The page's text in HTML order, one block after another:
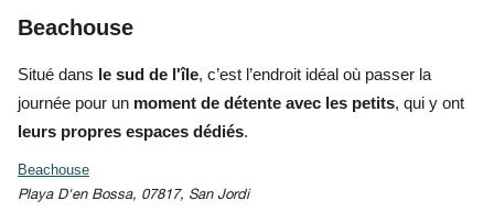
Beachouse
Situé dans le sud de l'île, c’est l’endroit idéal où passer la
journée pour un moment de détente avec les petits, qui y ont
leurs propres espaces dédiés.
Beachouse
Playa D'en Bossa, 07817, San Jordi